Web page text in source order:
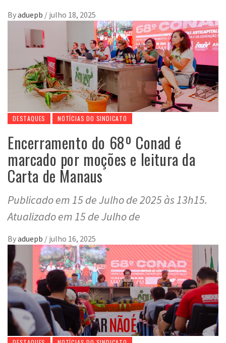
Byaduepb / julho 18, 2025
DESTAQUES NOTÍCIAS DO SINDICATO
Encerramento do 68º Conad é
marcado por moções e leitura da
Carta de Manaus
Publicado em 15 de Julho de 2025 às 13h15.
Atualizado em 15 de Julho de
Byaduepb / julho 16, 2025